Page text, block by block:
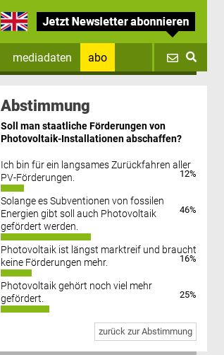
mediadaten
abo
Datenschutz FAQs
Abstimmung
Soll man staatliche Förderungen von
Photovoltaik-Installationen abschaffen?
Ich bin für ein langsames Zurückfahren aller
PV-Förderungen.
12%
Solange es Subventionen von fossilen
Energien gibt soll auch Photovoltaik
gefördert werden.
46%
Photovoltaik ist längst marktreif und braucht
keine Förderungen mehr.
16%
Photovoltaik gehört noch viel mehr
gefördert.
25%
zurück zur Abstimmung